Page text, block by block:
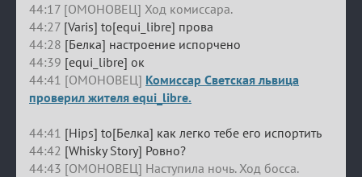
44:17 [ОМОНОВЕЦ] Ход комиссара.
44:27 [Varis] to[equi_libre] прова
44:28 [Белка] настроение испорчено
44:39 [equi_libre] ок
44:41 [ОМОНОВЕЦ] Комиссар Светская львица
проверил жителя equi_libre.
44:41 [Hips] to[Белка] как легко тебе его испортить
44:42 [Whisky Story] Ровно?
44:43 [ОМОНОВЕЦ] Наступила ночь. Ход босса.